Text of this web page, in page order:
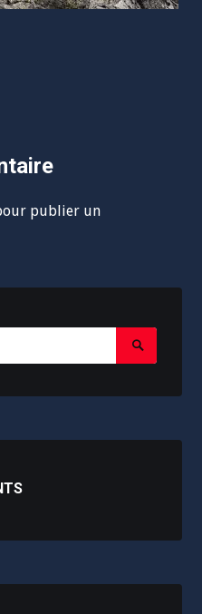
publier un
Search
Submit